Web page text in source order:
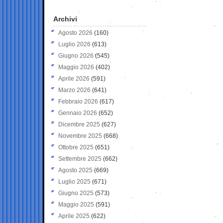
Archivi
Agosto 2026 (160)
Luglio 2026 (613)
Giugno 2026 (545)
Maggio 2026 (402)
Aprile 2026 (591)
Marzo 2026 (641)
Febbraio 2026 (617)
Gennaio 2026 (652)
Dicembre 2025 (627)
Novembre 2025 (668)
Ottobre 2025 (651)
Settembre 2025 (662)
Agosto 2025 (669)
Luglio 2025 (671)
Giugno 2025 (573)
Maggio 2025 (591)
Aprile 2025 (622)